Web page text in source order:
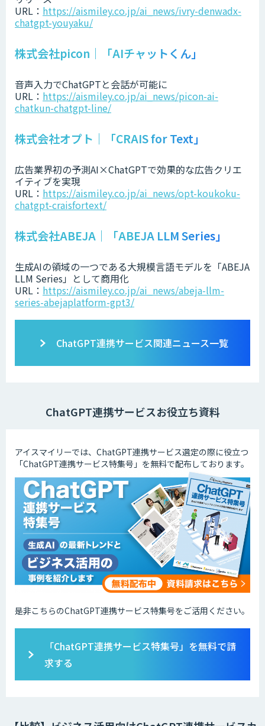
URL： https://aismiley.co.jp/ai_news/ivry-denwadx-
chatgpt-youyaku/
株式会社picon｜「AIチャットくん」
音声入力でChatGPTと会話が可能に
URL： https://aismiley.co.jp/ai_news/picon-ai-
chatkun-chatgpt-line/
株式会社オプト｜「CRAIS for Text」
広告業界初の予測AI×ChatGPTで効果的な広告クリエ
イティブを実現
URL： https://aismiley.co.jp/ai_news/opt-koukoku-
chatgpt-craisfortext/
株式会社ABEJA｜「ABEJA LLM Series」
生成AIの領域の一つである大規模言語モデルを「ABEJA
LLM Series」として商用化
URL： https://aismiley.co.jp/ai_news/abeja-llm-
series-abejaplatform-gpt3/
ChatGPT連携サービス関連ニュース一覧
ChatGPT連携サービスお役立ち資料
アイスマイリーでは、ChatGPT連携サービス選定の際に役立つ
「ChatGPT連携サービス特集号」を無料で配布しております。
是非こちらのChatGPT連携サービス特集号をご活用ください。
「ChatGPT連携サービス特集号」を無料で請
求する